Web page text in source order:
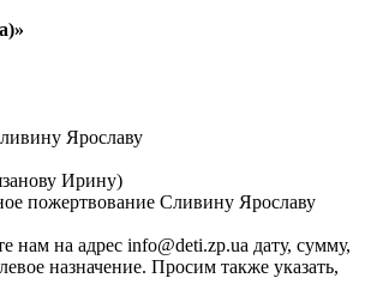
Ярославу
Ирину)
пожертвование Сливину Ярославу
нам на адрес info@deti.zp.ua дату, сумму,
назначение. Просим также указать,